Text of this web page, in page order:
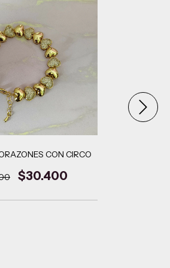
CON CIRCO
$30.400